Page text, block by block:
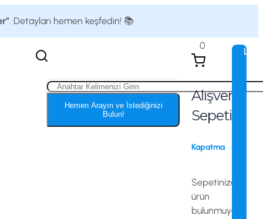
. Detayları hemen keşfedin! 📚
Hemen Arayın ve İstediğinizi
Bulun!
0
Alışveriş
Sepeti
Kapatma
Sepetinizde
ürün
bulunmuyor.